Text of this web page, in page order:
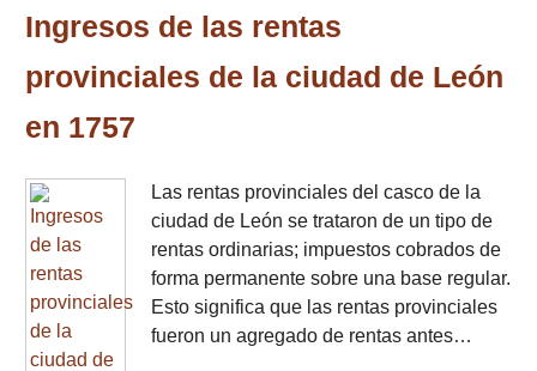
Ingresos de las rentas
provinciales de la ciudad de León
en 1757
Las rentas provinciales del casco de la
ciudad de León se trataron de un tipo de
rentas ordinarias; impuestos cobrados de
forma permanente sobre una base regular.
Esto significa que las rentas provinciales
fueron un agregado de rentas antes…